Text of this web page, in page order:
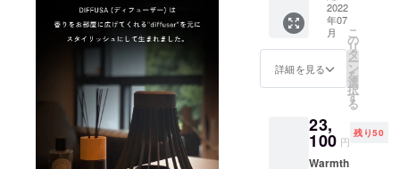
予定価
格より
下がる
可能性
もござ
真はで
きる限
選びい
ただけ
ます。
※製品に
キャン
ませ
ん。 ※
皆様の
→1420
0円 (税
【20%
OFF】
【送料
につい
品代金
には、
ご自宅
までの
2022
年07
月
詳細を見る
こ
の
リ
タ
ー
ン
を
選
択
す
る
23,
100 円
残り50
Warmth